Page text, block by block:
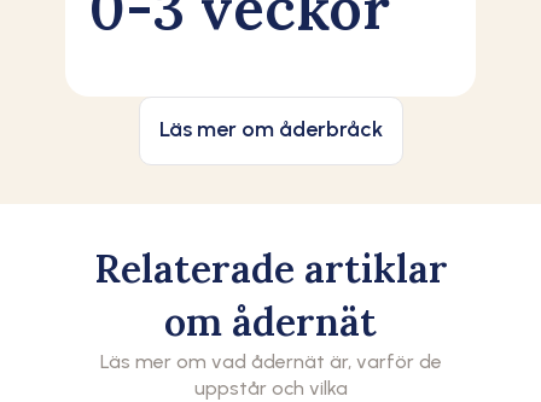
Läs mer om åderbråck
Relaterade artiklar
om ådernät
Läs mer om vad ådernät är, varför de
uppstår och vilka